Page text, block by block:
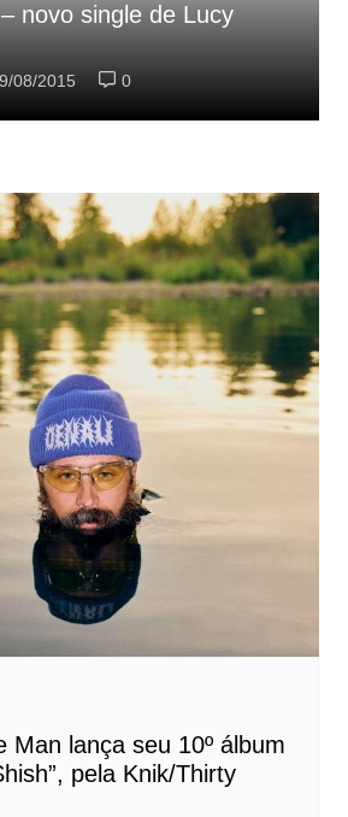
novo single de Lucy
08/2015 0
Man lança seu 10º álbum
pela Knik/Thirty